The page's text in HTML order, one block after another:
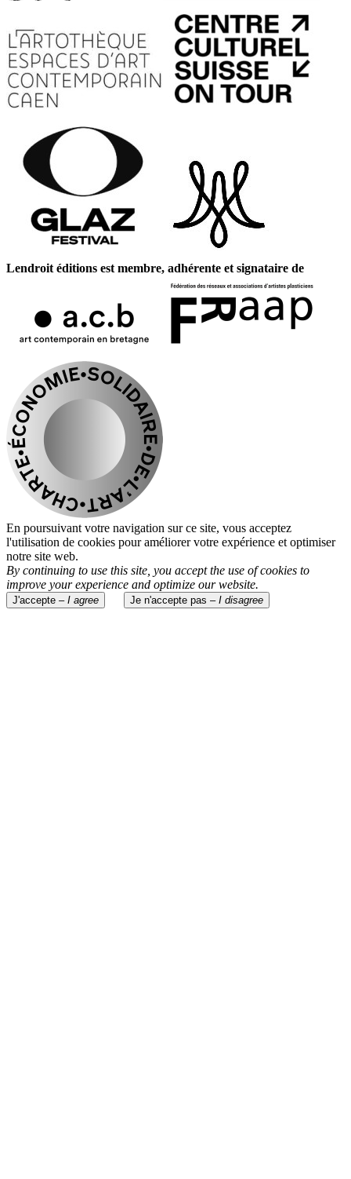
Lendroit éditions est membre, adhérente et signataire de
En poursuivant votre navigation sur ce site, vous acceptez
l'utilisation de cookies pour améliorer votre expérience et optimiser
notre site web.
By continuing to use this site, you accept the use of cookies to
improve your experience and optimize our website.
J'accepte – I agree Je n'accepte pas – I disagree